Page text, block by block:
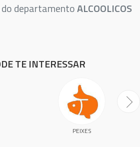
departamentoALCOOLICOS
TE INTERESSAR
PEIXES